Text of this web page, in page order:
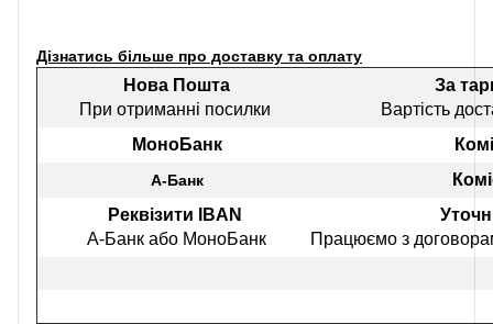
Дізнатись більше про доставку та оплату
Нова Пошта
При отриманні посилки
За
Вартість
МоноБанк
А-Банк
Реквізити IBAN
А-Банк або МоноБанк
Працюємо з